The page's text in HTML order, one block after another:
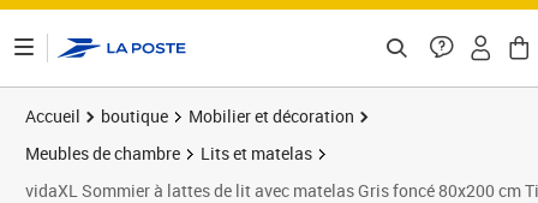
Accueil boutique
Mobilier et décoration
Meubles de chambre
Lits et matelas
vidaXL Sommier à lattes de lit avec matelas Gris foncé 80x200 cm